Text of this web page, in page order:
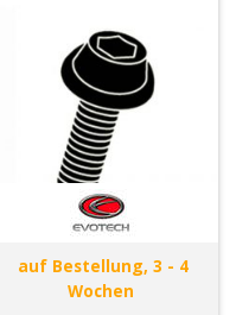
auf Bestellung, 3 - 4
Wochen